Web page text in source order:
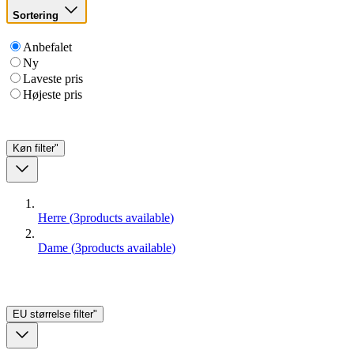
Sortering
Anbefalet
Ny
Laveste pris
Højeste pris
Køn filter"
Herre (3products available)
Dame (3products available)
EU størrelse filter"